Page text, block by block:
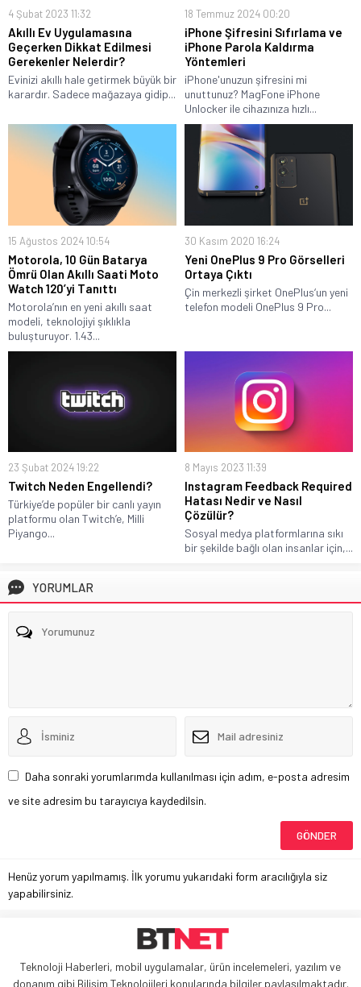
4 Şubat 2023 11:32
Akıllı Ev Uygulamasına
Geçerken Dikkat Edilmesi
Gerekenler Nelerdir?
Evinizi akıllı hale getirmek büyük bir
karardır. Sadece mağazaya gidip...
18 Temmuz 2024 00:20
iPhone Şifresini Sıfırlama ve
iPhone Parola Kaldırma
Yöntemleri
iPhone'unuzun şifresini mi
unuttunuz? MagFone iPhone
Unlocker ile cihazınıza hızlı...
15 Ağustos 2024 10:54
Motorola, 10 Gün Batarya
Ömrü Olan Akıllı Saati Moto
Watch 120’yi Tanıttı
Motorola’nın en yeni akıllı saat
modeli, teknolojiyi şıklıkla
buluşturuyor. 1.43...
30 Kasım 2020 16:24
Yeni OnePlus 9 Pro Görselleri
Ortaya Çıktı
Çin merkezli şirket OnePlus‘un yeni
telefon modeli OnePlus 9 Pro...
23 Şubat 2024 19:22
Twitch Neden Engellendi?
Türkiye’de popüler bir canlı yayın
platformu olan Twitch’e, Milli
Piyango...
8 Mayıs 2023 11:39
Instagram Feedback Required
Hatası Nedir ve Nasıl
Çözülür?
Sosyal medya platformlarına sıkı
bir şekilde bağlı olan insanlar için,...
YORUMLAR
Daha sonraki yorumlarımda kullanılması için adım, e-posta adresim
ve site adresim bu tarayıcıya kaydedilsin.
Henüz yorum yapılmamış. İlk yorumu yukarıdaki form aracılığıyla siz
yapabilirsiniz.
Teknoloji Haberleri, mobil uygulamalar, ürün incelemeleri, yazılım ve
donanım gibi Bilişim Teknolojileri konularında bilgiler paylaşılmaktadır.